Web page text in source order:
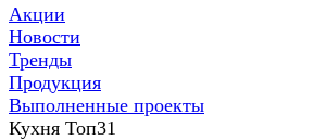
Акции
Новости
Тренды
Продукция
Выполненные проекты
Кухня Топ31